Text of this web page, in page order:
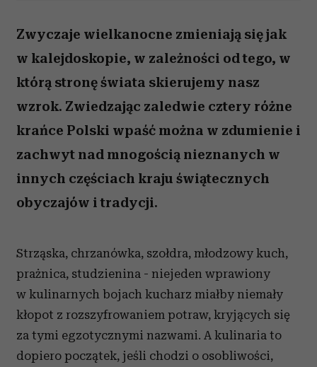
Zwyczaje wielkanocne zmieniają się jak
w kalejdoskopie, w zależności od tego, w
którą stronę świata skierujemy nasz
wzrok. Zwiedzając zaledwie cztery różne
krańce Polski wpaść można w zdumienie i
zachwyt nad mnogością nieznanych w
innych częściach kraju świątecznych
obyczajów i tradycji.
Strząska, chrzanówka, szołdra, młodzowy kuch,
prażnica, studzienina - niejeden wprawiony
w kulinarnych bojach kucharz miałby niemały
kłopot z rozszyfrowaniem potraw, kryjących się
za tymi egzotycznymi nazwami. A kulinaria to
dopiero początek, jeśli chodzi o osobliwości,